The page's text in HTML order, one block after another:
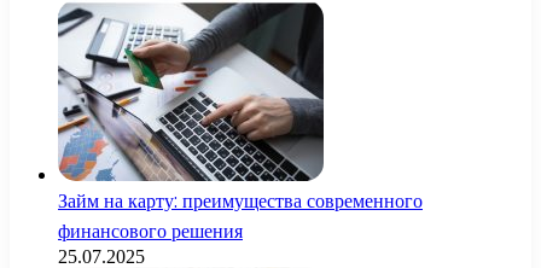
Займ на карту: преимущества современного
финансового решения
25.07.2025